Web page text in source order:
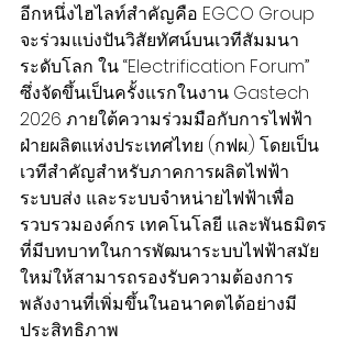
อีกหนึ่งไฮไลท์สำคัญคือ EGCO Group
จะร่วมแบ่งปันวิสัยทัศน์บนเวทีสัมมนา
ระดับโลก ใน “Electrification Forum”
ซึ่งจัดขึ้นเป็นครั้งแรกในงาน Gastech
2026 ภายใต้ความร่วมมือกับการไฟฟ้า
ฝ่ายผลิตแห่งประเทศไทย (กฟผ.) โดยเป็น
เวทีสำคัญสำหรับภาคการผลิตไฟฟ้า
ระบบส่ง และระบบจำหน่ายไฟฟ้าเพื่อ
รวบรวมองค์กร เทคโนโลยี และพันธมิตร
ที่มีบทบาทในการพัฒนาระบบไฟฟ้าสมัย
ใหม่ให้สามารถรองรับความต้องการ
พลังงานที่เพิ่มขึ้นในอนาคตได้อย่างมี
ประสิทธิภาพ